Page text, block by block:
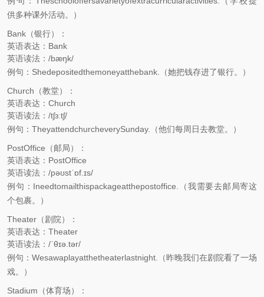
供多种课外活动。）
Bank（银行）：
英语表达：Bank
英语读法：/bæŋk/
例句：Shedepositedthemoneyatthebank.（她把钱存进了银行。）
Church（教堂）：
英语表达：Church
英语读法：/tʃɜːtʃ/
例句：TheyattendchurcheverySunday.（他们每周日去教堂。）
PostOffice（邮局）：
英语表达：PostOffice
英语读法：/pəʊstˈɒf.ɪs/
例句：Ineedtomailthispackageatthepostoffice.（我需要去邮局寄这
个包裹。）
Theater（剧院）：
英语表达：Theater
英语读法：/ˈθɪə.tər/
例句：Wesawaplayatthetheaterlastnight.（昨晚我们在剧院看了一场
戏。）
Stadium（体育场）：